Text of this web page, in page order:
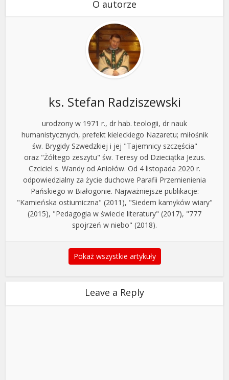
O autorze
ks. Stefan Radziszewski
urodzony w 1971 r., dr hab. teologii, dr nauk
humanistycznych, prefekt kieleckiego Nazaretu; miłośnik
św. Brygidy Szwedzkiej i jej "Tajemnicy szczęścia"
oraz "Żółtego zeszytu" św. Teresy od Dzieciątka Jezus.
Czciciel s. Wandy od Aniołów. Od 4 listopada 2020 r.
odpowiedzialny za życie duchowe Parafii Przemienienia
Pańskiego w Białogonie. Najważniejsze publikacje:
"Kamieńska ostiumiczna" (2011), "Siedem kamyków wiary"
(2015), "Pedagogia w świecie literatury" (2017), "777
spojrzeń w niebo" (2018).
Pokaż wszystkie artykuły
Leave a Reply